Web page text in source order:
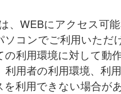
WEBにアクセス可
ソコンでご利用いただ
利用環境に対して動
利用者の利用環境、利
を利用できない場合が